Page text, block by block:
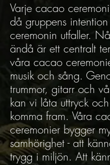
Varje cacao
då gruppens
ceremonin utfaller.
ändå är ett centralt
våra cacao
musik och sång.
trummor, gitarr och
kan vi låta uttryck
komma fram. Våra
ceremonier bygger
samhörighet - att
trygg i miljön. Att